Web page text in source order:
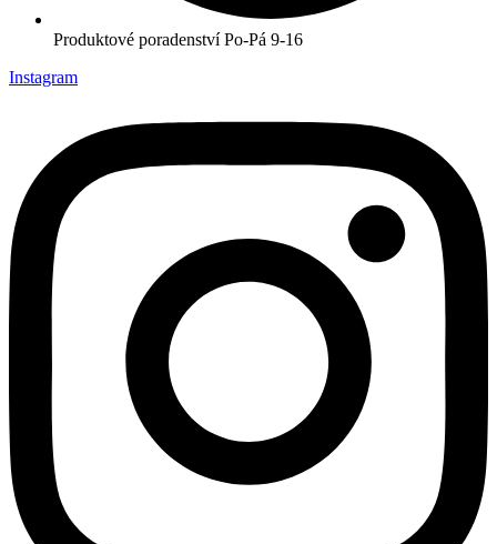
Produktové poradenství Po-Pá 9-16
Instagram